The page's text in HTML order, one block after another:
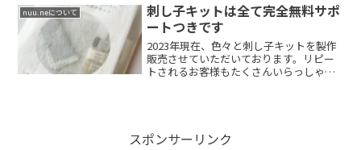
nuu.neについて
刺し子キットは全て完全無料サポ
ートつきです
2023年現在、色々と刺し子キットを製作
販売させていただいております。リピー
トされるお客様もたくさんいらっしゃ
スポンサーリンク